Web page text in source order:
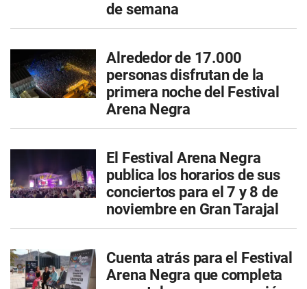
de semana
Alrededor de 17.000
personas disfrutan de la
primera noche del Festival
Arena Negra
El Festival Arena Negra
publica los horarios de sus
conciertos para el 7 y 8 de
noviembre en Gran Tarajal
Cuenta atrás para el Festival
Arena Negra que completa